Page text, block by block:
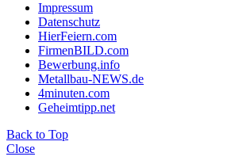
Impressum
Datenschutz
HierFeiern.com
FirmenBILD.com
Bewerbung.info
Metallbau-NEWS.de
4minuten.com
Geheimtipp.net
Back to Top
Close